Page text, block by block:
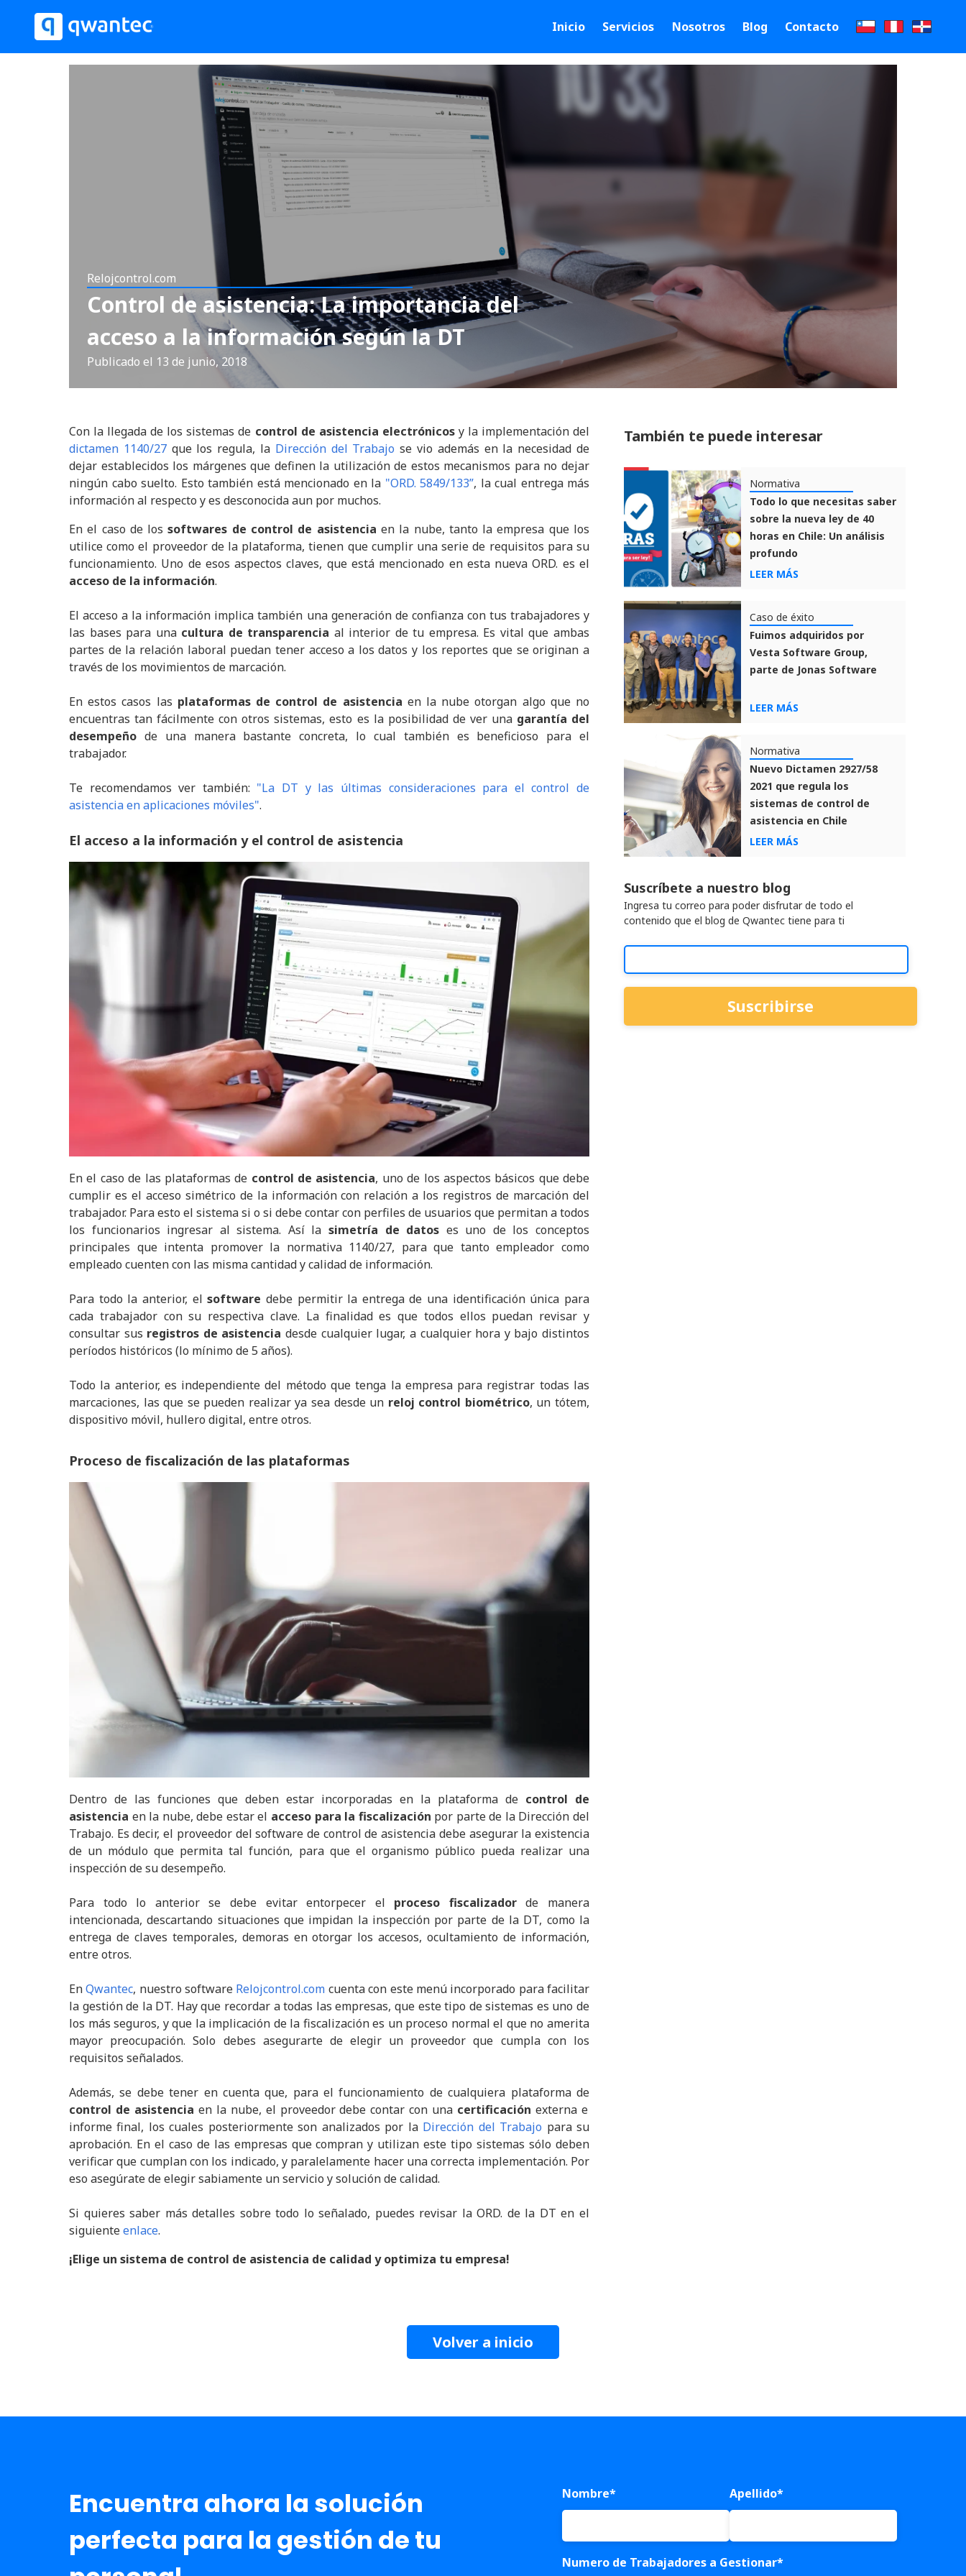
Inicio Servicios Nosotros Blog Contacto
Relojcontrol.com
Control de asistencia: La importancia del
acceso a la información según la DT
Publicado el 13 de junio, 2018
Con la llegada de los sistemas de control de asistencia electrónicosy la implementación del
dictamen 1140/27 que los regula, la Dirección del Trabajo se vio además en la necesidad de
dejar establecidos los márgenes que definen la utilización de estos mecanismos para no dejar
ningún cabo suelto. Esto también está mencionado en la "ORD. 5849/133”, la cual entrega más
información al respecto y es desconocida aun por muchos.
En el caso de lossoftwares de control de asistencia en la nube, tanto la empresa que los
utilice como el proveedor de la plataforma, tienen que cumplir una serie de requisitos para su
funcionamiento. Uno de esos aspectos claves, que está mencionado en esta nueva ORD. es el
acceso de la información.
El acceso a la información implica también una generación de confianza con tus trabajadores y
las bases para unacultura de transparencia al interior de tu empresa. Es vital que ambas
partes de la relación laboral puedan tener acceso a los datos y los reportes que se originan a
través de los movimientos de marcación.
En estos casos las plataformas de control de asistencia en la nube otorgan algo que no
encuentras tan fácilmente con otros sistemas, esto es la posibilidad de ver una garantía del
desempeño de una manera bastante concreta, lo cual también es beneficioso para el
trabajador.
Te recomendamos ver también: "La DT y las últimas consideraciones para el control de
asistencia en aplicaciones móviles".
El acceso a la información y el control de asistencia
En el caso de las plataformas de control de asistencia, uno de los aspectos básicos que debe
cumplir es el acceso simétrico de la información con relación a los registros de marcación del
trabajador. Para esto el sistema si o si debe contar con perfiles de usuarios que permitan a todos
los funcionarios ingresar al sistema. Así la simetría de datos es uno de los conceptos
principales que intenta promover la normativa 1140/27, para que tanto empleador como
empleado cuenten con las misma cantidad y calidad de información.
Para todo la anterior, elsoftware debe permitir la entrega de una identificación única para
cada trabajador con su respectiva clave. La finalidad es que todos ellos puedan revisar y
consultar sus registros de asistencia desde cualquier lugar, a cualquier hora y bajo distintos
períodos históricos (lo mínimo de 5 años).
Todo la anterior, es independiente del método que tenga la empresa para registrar todas las
marcaciones, las que se pueden realizar ya sea desde un reloj control biométrico, un tótem,
dispositivo móvil, hullero digital, entre otros.
Proceso de fiscalización de las plataformas
Dentro de las funciones que deben estar incorporadas en la plataforma de control de
asistencia en la nube, debe estar el acceso para la fiscalización por parte de la Dirección del
Trabajo. Es decir, el proveedor del software de control de asistencia debe asegurar la existencia
de un módulo que permita tal función, para que el organismo público pueda realizar una
inspección de su desempeño.
Para todo lo anterior se debe evitar entorpecer el proceso fiscalizadorde manera
intencionada, descartando situaciones que impidan la inspección por parte de la DT, como la
entrega de claves temporales, demoras en otorgar los accesos, ocultamiento de información,
entre otros.
EnQwantec, nuestro software Relojcontrol.com cuenta con este menú incorporado para facilitar
la gestión de la DT. Hay que recordar a todas las empresas, que este tipo de sistemas es uno de
los más seguros, y que la implicación de la fiscalización es un proceso normal el que no amerita
mayor preocupación. Solo debes asegurarte de elegir un proveedor que cumpla con los
requisitos señalados.
Además, se debe tener en cuenta que, para el funcionamiento de cualquiera plataforma de
control de asistencia en la nube, el proveedor debe contar con una certificación externa e
informe final, los cuales posteriormente son analizados por la Dirección del Trabajo para su
aprobación. En el caso de las empresas que compran y utilizan este tipo sistemas sólo deben
verificar que cumplan con los indicado, y paralelamente hacer una correcta implementación. Por
eso asegúrate de elegir sabiamente un servicio y solución de calidad.
Si quieres saber más detalles sobre todo lo señalado, puedes revisar la ORD. de la DT en el
siguienteenlace.
¡Elige un sistema de control de asistencia de calidad y optimiza tu empresa!
También te puede interesar
Normativa
Todo lo que necesitas saber
sobre la nueva ley de 40
horas en Chile: Un análisis
profundo
LEER MÁS
Caso de éxito
Fuimos adquiridos por
Vesta Software Group,
parte de Jonas Software
LEER MÁS
Normativa
Nuevo Dictamen 2927/58
2021 que regula los
sistemas de control de
asistencia en Chile
LEER MÁS
Suscríbete a nuestro blog
Ingresa tu correo para poder disfrutar de todo el
contenido que el blog de Qwantec tiene para ti
Volver a inicio
Encuentra ahora la solución
perfecta para la gestión de tu
Nombre* Apellido*
Numero de Trabajadores a Gestionar*